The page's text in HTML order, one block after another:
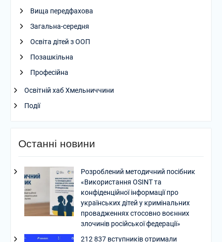
Вища передфахова
Загальна-середня
Освіта дітей з ООП
Позашкільна
Професійна
Освітній хаб Хмельниччини
Події
Останні новини
Розроблений методичний посібник
«Використання OSINT та
конфіденційної інформації про
українських дітей у кримінальних
провадженнях стосовно воєнних
злочинів російської федерації»
212 837 вступників отримали